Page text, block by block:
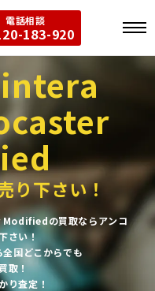
電話相談
183-920
り下さい！
の買取ならアンコ
さい！
国どこからでも
取！
り査定！